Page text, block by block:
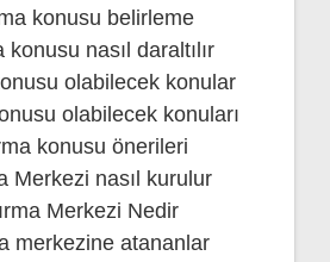
konusu belirleme
konusu nasıl daraltılır
olabilecek konular
olabilecek konuları
konusu önerileri
Merkezi nasıl kurulur
Merkezi Nedir
merkezine atananlar